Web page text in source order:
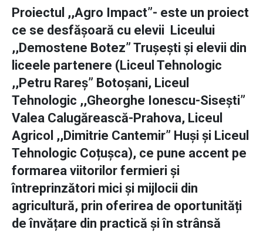
Proiectul ,,Agro Impact”- este un proiect
ce se desfășoară cu elevii Liceului
,,Demostene Botez” Trușești și elevii din
liceele partenere (Liceul Tehnologic
,,Petru Rareș” Botoșani, Liceul
Tehnologic ,,Gheorghe Ionescu-Sisești”
Valea Calugărească-Prahova, Liceul
Agricol ,,Dimitrie Cantemir” Huși și Liceul
Tehnologic Coțușca), ce pune accent pe
formarea viitorilor fermieri și
întreprinzători mici și mijlocii din
agricultură, prin oferirea de oportunități
de învățare din practică și în strânsă